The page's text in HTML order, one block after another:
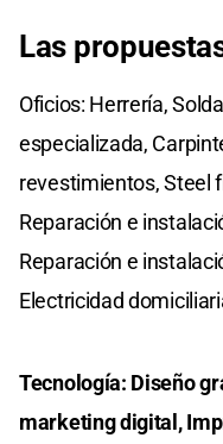
Las
Oficios: Herrería,
especializada,
revestimientos, Steel
Reparación e
Reparación e
Electricidad
Tecnología: Diseño
marketing digital,